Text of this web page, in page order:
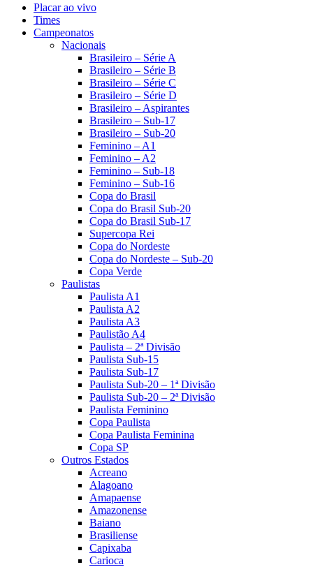
Placar ao vivo
Times
Campeonatos
Nacionais
Brasileiro – Série A
Brasileiro – Série B
Brasileiro – Série C
Brasileiro – Série D
Brasileiro – Aspirantes
Brasileiro – Sub-17
Brasileiro – Sub-20
Feminino – A1
Feminino – A2
Feminino – Sub-18
Feminino – Sub-16
Copa do Brasil
Copa do Brasil Sub-20
Copa do Brasil Sub-17
Supercopa Rei
Copa do Nordeste
Copa do Nordeste – Sub-20
Copa Verde
Paulistas
Paulista A1
Paulista A2
Paulista A3
Paulistão A4
Paulista – 2ª Divisão
Paulista Sub-15
Paulista Sub-17
Paulista Sub-20 – 1ª Divisão
Paulista Sub-20 – 2ª Divisão
Paulista Feminino
Copa Paulista
Copa Paulista Feminina
Copa SP
Outros Estados
Acreano
Alagoano
Amapaense
Amazonense
Baiano
Brasiliense
Capixaba
Carioca